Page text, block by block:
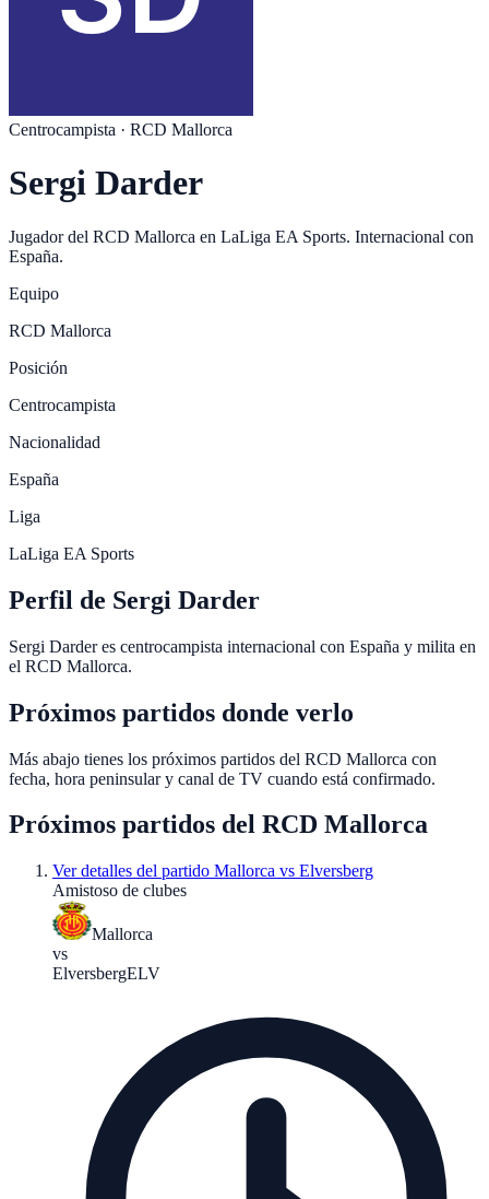
Centrocampista · RCD Mallorca
Sergi Darder
Jugador del RCD Mallorca en LaLiga EA Sports. Internacional con
España.
Equipo
RCD Mallorca
Posición
Centrocampista
Nacionalidad
España
Liga
LaLiga EA Sports
Perfil de Sergi Darder
Sergi Darder es centrocampista internacional con España y milita en
el RCD Mallorca.
Próximos partidos donde verlo
Más abajo tienes los próximos partidos del RCD Mallorca con
fecha, hora peninsular y canal de TV cuando está confirmado.
Próximos partidos del RCD Mallorca
Ver detalles del partido Mallorca vs Elversberg
Amistoso de clubes
Mallorca
vs
ElversbergELV